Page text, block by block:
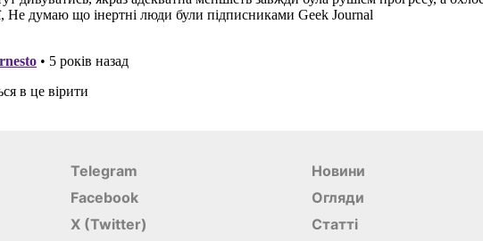
Telegram
Facebook
X (Twitter)
Новини
Огляди
Статті